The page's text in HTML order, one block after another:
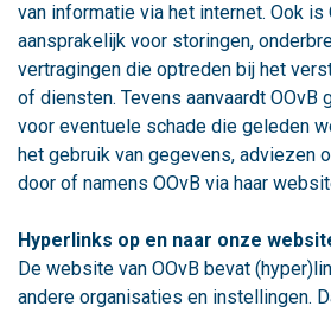
van informatie via het internet. Ook is
aansprakelijk voor storingen,
vertragingen die optreden bij het
of diensten. Tevens aanvaardt OOvB
voor eventuele schade die geleden
het gebruik van gegevens, adviezen
door of namens OOvB via haar
Hyperlinks op en naar onze
De website van OOvB bevat
andere organisaties en instellingen.